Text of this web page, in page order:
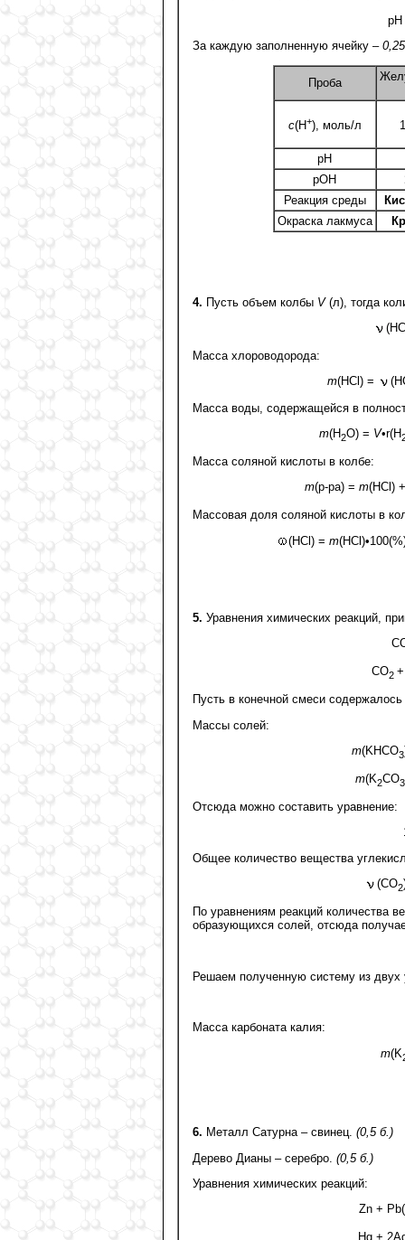
рН
За каждую заполненную ячейку –
Проба
c(Н+), моль/л
рН
рОН
Реакция среды
Окраска лакмуса
4. Пусть объем колбы V (л), тогда
Масса хлороводорода:
m(HCl) =
Масса воды, содержащейся в
m(H2O) = V•r(H
Масса соляной кислоты в колбе:
m(р-ра) = m(HCl)
Массовая доля соляной кислоты в
(HCl) = m
5. Уравнения химических реакций,
CO2
Пусть в конечной смеси содержалось
Массы солей:
m(KHCO3
m(K2CO3
Отсюда можно составить уравнение:
Общее количество вещества
(CO2
По уравнениям реакций количества
образующихся солей, отсюда
Решаем полученную систему из двух
Масса карбоната калия:
m(K
6. Металл Сатурна – свинец. (0,5 б.)
Дерево Дианы – серебро. (0,5 б.)
Уравнения химических реакций:
Zn +
Hg +